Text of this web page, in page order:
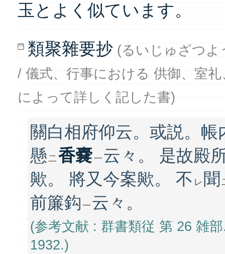
玉とよく似ています。
類聚雜要抄 (るいじゅざつよ
/ 儀式、行事における 供御、室
によって詳しく記した書)
關白相府仰云。或説。
懸二 香嚢一 云々。 是故殿
歟。 將又今案歟。 不 レ 聞
前簾鈎 一 云々。
(参考文献 : 群書類従 第 26 雑
1932.)